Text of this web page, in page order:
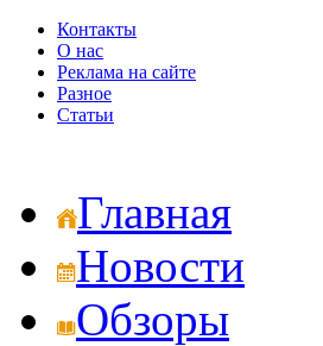
Контакты
О нас
Реклама на сайте
Разное
Статьи
Главная
Новости
Обзоры